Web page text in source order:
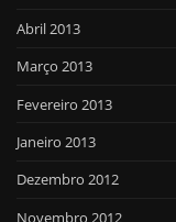
Abril 2013
Março 2013
Fevereiro 2013
Janeiro 2013
Dezembro 2012
Novembro 2012